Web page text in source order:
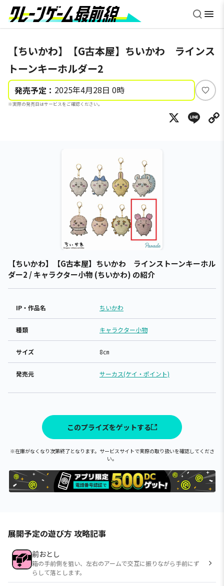
【ちいかわ】【G古本屋】ちいかわ ラインス
トーンキーホルダー2
発売予定： 2025年4月28日 0時
※実際の発売日はサービスをご確認ください。
い
ね
X
【ちいかわ】【G古本屋】ちいかわ ラインストーンキーホル
ダー2 / キャラクター小物 (ちいかわ) の紹介
IP・作品名 ちいかわ
種類 キャラクター小物
サイズ 8㎝
発売元 サーカス(ケイ・ポイント)
このプライズをゲットする
※在庫がなくなり次第終了となります。サービスサイトで実際の取り扱いを確認してくださ
い。
展開予定の遊び方 攻略記事
前おとし
箱の手前側を狙い、左右のアームで交互に振りながら手前にず
らして落とします。